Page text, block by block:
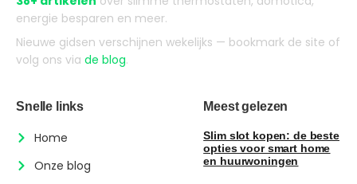
energie besparen en meer.
Nieuwe gidsen verschijnen wekelijks — bookmark de site of
volg ons via de blog.
Snelle links
Home
Onze blog
Meest gelezen
Slim slot kopen: de beste
opties voor smart home
en huurwoningen